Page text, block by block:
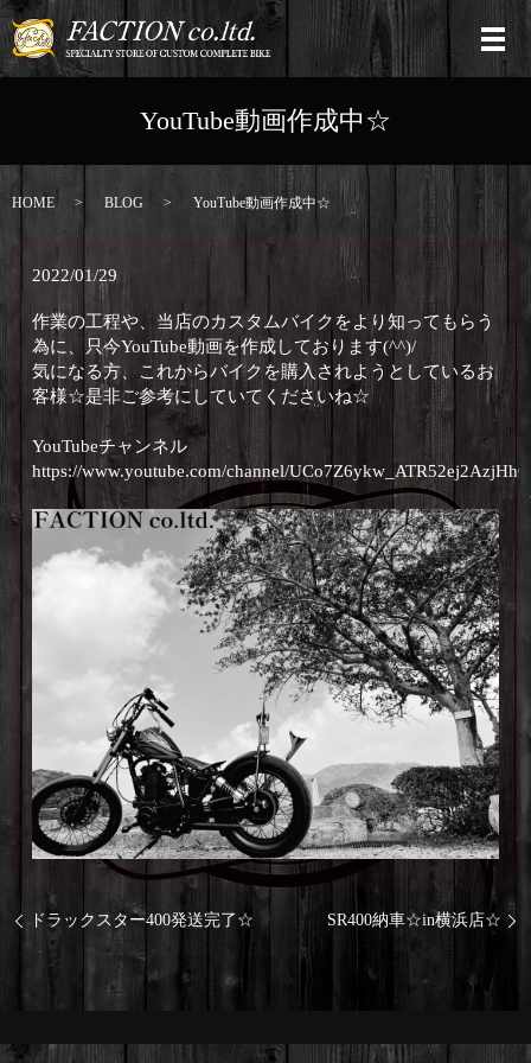
YouTube動画作成中☆
HOME BLOG YouTube動画作成中☆
2022/01/29
作業の工程や、当店のカスタムバイクをより知ってもらう
為に、只今YouTube動画を作成しております(^^)/
気になる方、これからバイクを購入されようとしているお
客様☆是非ご参考にしていてくださいね☆
YouTubeチャンネル
https://www.youtube.com/channel/UCo7Z6ykw_ATR52ej2AzjHhQ
ドラックスター400発送完了☆ SR400納車☆in横浜店☆